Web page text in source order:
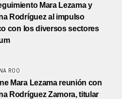
Mara Lezama y
Rodríguez al impulso
con los diversos sectores
ROO
Mara Lezama reunión con
Rodríguez Zamora, titular